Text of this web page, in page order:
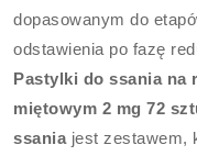
dopasowanym do
odstawienia po fazę
Pastylki do ssania na
miętowym 2 mg 72
ssania jest zestawem,